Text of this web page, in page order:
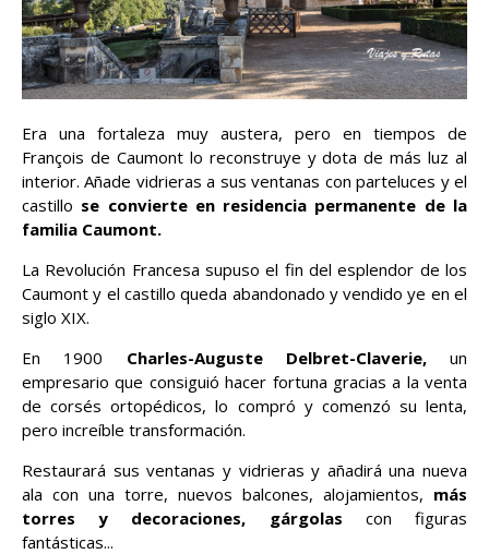
Era una fortaleza muy austera, pero en tiempos de
François de Caumont lo reconstruye y dota de más luz al
interior. Añade vidrieras a sus ventanas con parteluces y el
castillo se convierte en residencia permanente de la
familia Caumont.
La Revolución Francesa supuso el fin del esplendor de los
Caumont y el castillo queda abandonado y vendido ye en el
siglo XIX.
En 1900 Charles-Auguste Delbret-Claverie,un
empresario que consiguió hacer fortuna gracias a la venta
de corsés ortopédicos, lo compró y comenzó su lenta,
pero increíble transformación.
Restaurará sus ventanas y vidrieras y añadirá una nueva
ala con una torre, nuevos balcones, alojamientos, más
torres y decoraciones, gárgolas con figuras
fantásticas...